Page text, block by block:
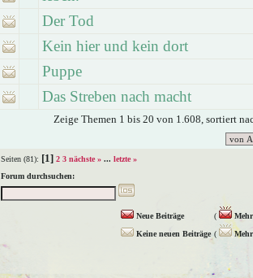
Der Tod
Kein hier und kein dort
Puppe
Das Streben nach macht
Zeige Themen 1 bis 20 von 1.608, sortiert
Seiten (81): [1] 2 3 nächste » ... letzte »
Forum durchsuchen:
Neue Beiträge (
Keine neuen Beiträge (